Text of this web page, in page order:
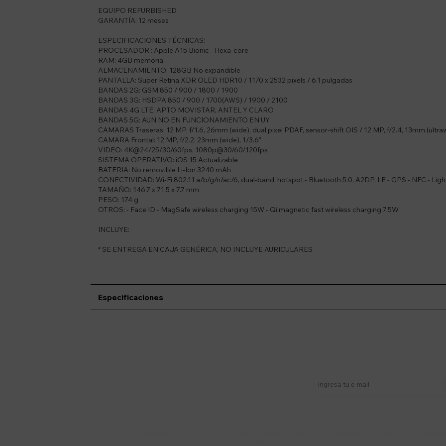
EQUIPO REFURBISHED
GARANTÍA: 12 meses
ESPECIFICACIONES TÉCNICAS:
PROCESADOR : Apple A15 Bionic - Hexa-core
RAM: 4GB memoria
ALMACENAMIENTO: 128GB No expandible
PANTALLA: Super Retina XDR OLED HDR10 / 1170 x 2532 pixels / 6.1 pulgadas
BANDAS 2G: GSM 850 / 900 / 1800 / 1900
BANDAS 3G: HSDPA 850 / 900 / 1700(AWS) / 1900 / 2100
BANDAS 4G LTE: APTO MOVISTAR, ANTEL Y CLARO
BANDAS 5G: AUN NO EN FUNCIONAMIENTO EN UY
CAMARAS Traseras: 12 MP, f/1.6, 26mm (wide), dual pixel PDAF, sensor-shift OIS / 12 MP, f/2.4, 13mm
CAMARA Frontal: 12 MP, f/2.2, 23mm (wide), 1/3.6"
VIDEO: 4K@24/25/30/60fps, 1080p@30/60/120fps
SISTEMA OPERATIVO: iOS 15 Actualizable
BATERIA: No removible Li-Ion 3240 mAh
CONECTIVIDAD: Wi-Fi 802.11 a/b/g/n/ac/6, dual-band, hotspot - Bluetooth 5.0, A2DP, LE - GPS - NFC -
TAMAÑO: 146.7 x 71.5 x 7.7 mm
PESO: 174 g
OTROS: - Face ID - MagSafe wireless charging 15W - Qi magnetic fast wireless charging 7.5W
INCLUYE:
* SE ENTREGA EN CAJA GENÉRICA, NO INCLUYE AURICULARES
Especificaciones